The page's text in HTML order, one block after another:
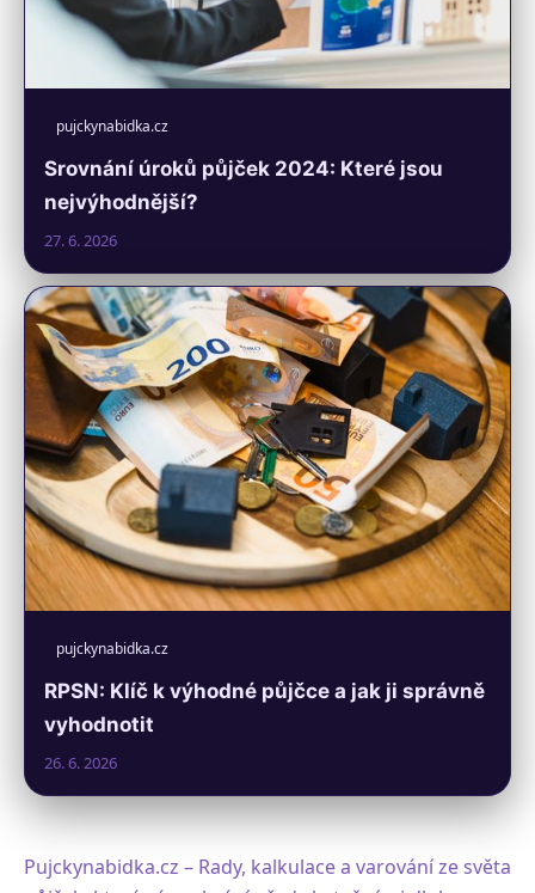
pujckynabidka.cz
Srovnání úroků půjček 2024: Které jsou
nejvýhodnější?
27. 6. 2026
pujckynabidka.cz
RPSN: Klíč k výhodné půjčce a jak ji správně
vyhodnotit
26. 6. 2026
Pujckynabidka.cz – Rady, kalkulace a varování ze světa